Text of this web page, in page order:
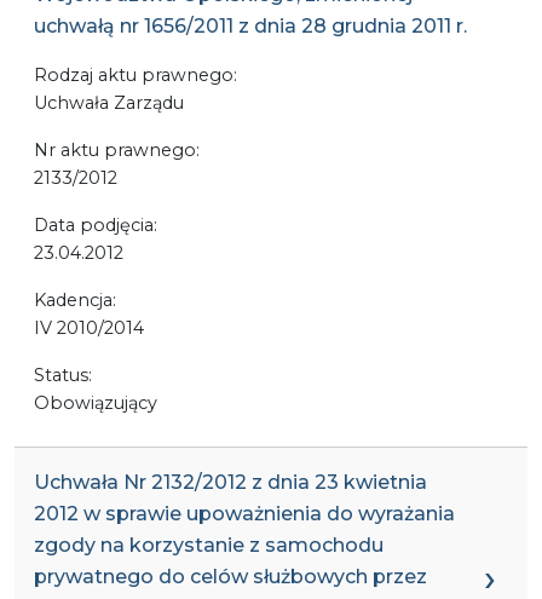
uchwałą nr 1656/2011 z dnia 28 grudnia 2011 r.
Rodzaj aktu prawnego:
Uchwała Zarządu
Nr aktu prawnego:
2133/2012
Data podjęcia:
23.04.2012
Kadencja:
IV 2010/2014
Status:
Obowiązujący
Uchwała Nr 2132/2012 z dnia 23 kwietnia
2012 w sprawie upoważnienia do wyrażania
zgody na korzystanie z samochodu
prywatnego do celów służbowych przez